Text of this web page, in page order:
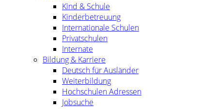
Kind & Schule
Kinderbetreuung
Internationale Schulen
Privatschulen
Internate
Bildung & Karriere
Deutsch für Ausländer
Weiterbildung
Hochschulen Adressen
Jobsuche